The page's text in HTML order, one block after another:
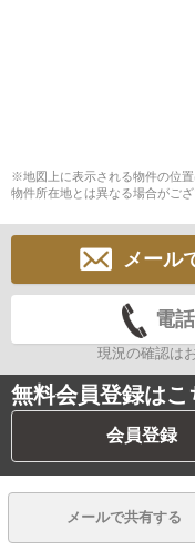
※地図上に表示される物件の位
物件所在地とは異なる場合がござ
メール
電
現況の確認は
無料会員登録はこ
会員登録
メールで共有する